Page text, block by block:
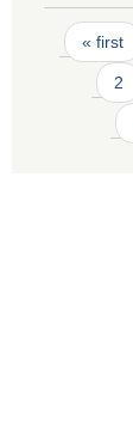
Pages
« first
2